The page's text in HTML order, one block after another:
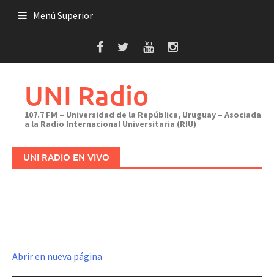
Menú Superior
UNI Radio
107.7 FM – Universidad de la República, Uruguay – Asociada
a la Radio Internacional Universitaria (RIU)
UNI RADIO EN VIVO
Abrir en nueva página